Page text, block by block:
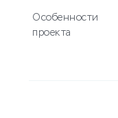
Особенности
проекта